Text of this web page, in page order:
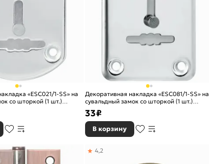
«ESC021/1-SS» на
со шторкой (1 шт.)
Декоративная накладка «ESC081/1-SS» на
сувальдный замок со шторкой (1 шт.)
тех.упак. Нержавейка
33₽
В корзину
4,2